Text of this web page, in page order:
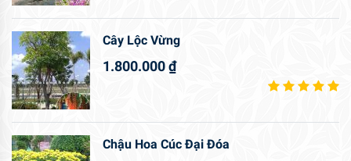
Cây Lộc Vừng
1.800.000₫
Chậu Hoa Cúc Đại Đóa